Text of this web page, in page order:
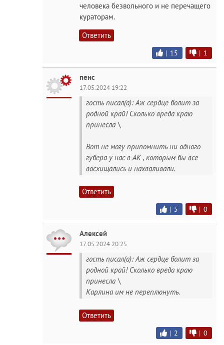
человека безвольного и не перечащего
кураторам.
Ответить
| 15 | 1
пенс
17.05.2024 19:22
гость писал(а): Аж сердце болит за
родной край! Сколько вреда краю
принесла \
Вот не могу припомнить ни одного
губера у нас в АК , которым бы все
восхищались и нахваливали.
Ответить
| 5 | 0
Алексей
17.05.2024 20:25
гость писал(а): Аж сердце болит за
родной край! Сколько вреда краю
принесла \
Карлина им не переплюнуть.
Ответить
| 2 | 0